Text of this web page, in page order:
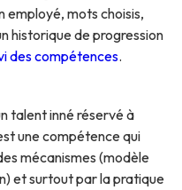
mots choisis,
historique de progression
des compétences.
talent inné réservé à
une compétence qui
mécanismes (modèle
et surtout par la pratique